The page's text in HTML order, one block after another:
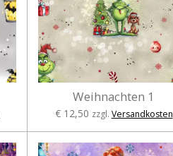
Weihnachten 1
€ 12,50 zzgl. Versandkosten